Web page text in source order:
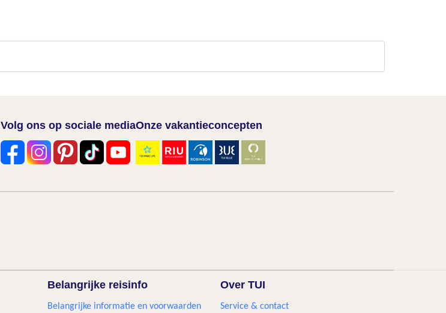
Volg ons op sociale mediaOnze vakantieconcepten
Belangrijke reisinfo
Belangrijke informatie en voorwaarden
Over TUI
Service & contact